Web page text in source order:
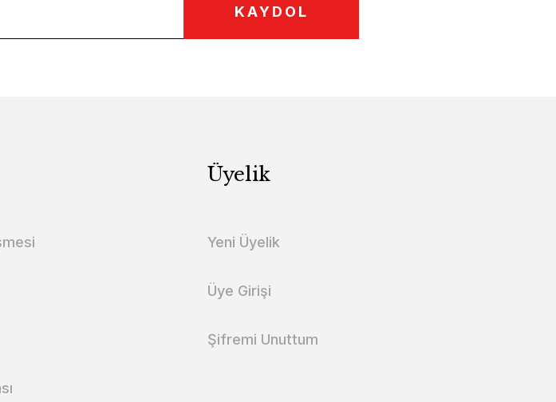
KAYDOL
Üyelik
Yeni Üyelik
Üye Girişi
Şifremi Unuttum